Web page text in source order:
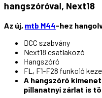
hangszóróval, Next18
Az új, mtb M44-hez
DCC szabvány
Next18 csatlakozó
Hangszóró
FL, F1-F28 funkció
A hangszóró
pillanatnyi zárlat is